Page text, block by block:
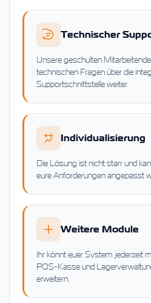
Technischer
Unsere geschulten
technischen Fragen über die
Supportschnittstelle weiter.
Individualisierung
Die Lösung ist nicht starr und
eure Anforderungen angepasst
Weitere Module
Ihr könnt euer System jederzeit
POS-Kasse und
erweitern.